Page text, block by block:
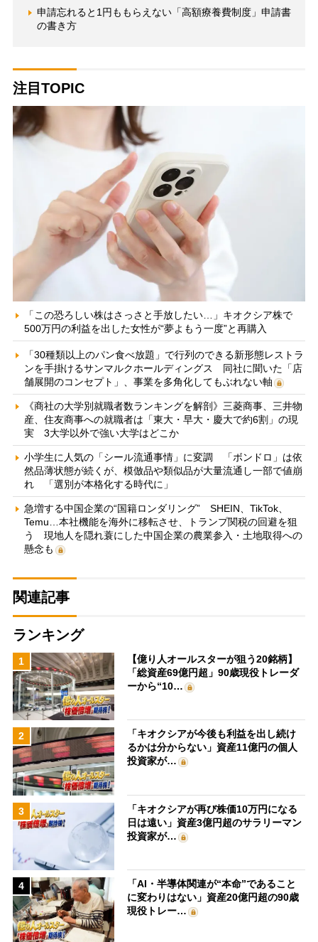
申請忘れると1円ももらえない「高額療養費制度」申請書
の書き方
注目TOPIC
「この恐ろしい株はさっさと手放したい…」キオクシア株で
500万円の利益を出した女性が“夢よもう一度”と再購入
「30種類以上のパン食べ放題」で行列のできる新形態レストラ
ンを手掛けるサンマルクホールディングス 同社に聞いた「店
舗展開のコンセプト」、事業を多角化してもぶれない軸
《商社の大学別就職者数ランキングを解剖》三菱商事、三井物
産、住友商事への就職者は「東大・早大・慶大で約6割」の現
実 3大学以外で強い大学はどこか
小学生に人気の「シール流通事情」に変調 「ボンドロ」は依
然品薄状態が続くが、模倣品や類似品が大量流通し一部で値崩
れ 「選別が本格化する時代に」
急増する中国企業の“国籍ロンダリング” SHEIN、TikTok、
Temu…本社機能を海外に移転させ、トランプ関税の回避を狙
う 現地人を隠れ蓑にした中国企業の農業参入・土地取得への
懸念も
関連記事
ランキング
1
【億り人オールスターが狙う20銘柄】
「総資産69億円超」90歳現役トレーダ
ーから“10…
2
「キオクシアが今後も利益を出し続け
るかは分からない」資産11億円の個人
投資家が…
3
「キオクシアが再び株価10万円になる
日は遠い」資産3億円超のサラリーマン
投資家が…
4
「AI・半導体関連が“本命”であること
に変わりはない」資産20億円超の90歳
現役トレー…